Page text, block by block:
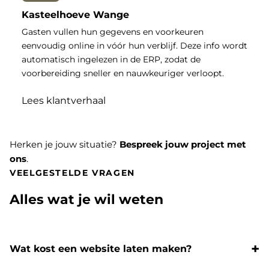
Kasteelhoeve Wange
Gasten vullen hun gegevens en voorkeuren
eenvoudig online in vóór hun verblijf. Deze info wordt
automatisch ingelezen in de ERP, zodat de
voorbereiding sneller en nauwkeuriger verloopt.
Lees klantverhaal
Herken je jouw situatie? Bespreek jouw project met
ons.
VEELGESTELDE VRAGEN
Alles wat je wil weten
Wat kost een website laten maken?